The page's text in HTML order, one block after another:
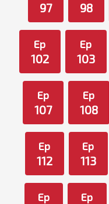
97 98
Ep
102
Ep
103
Ep
107
Ep
108
Ep
112
Ep
113
Ep Ep